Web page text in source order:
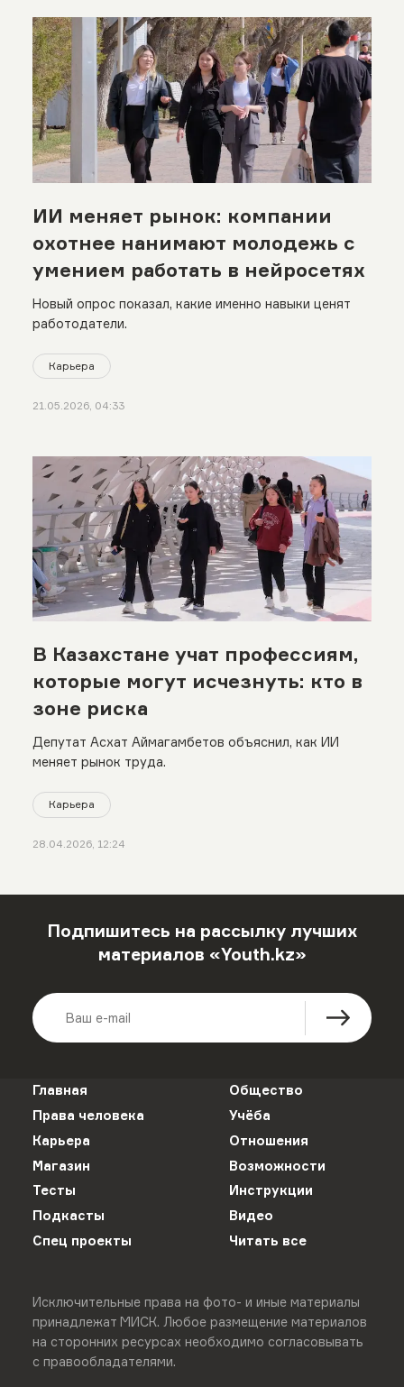
ИИ меняет рынок: компании
охотнее нанимают молодежь с
умением работать в нейросетях
Новый опрос показал, какие именно навыки ценят
работодатели.
Карьера
21.05.2026, 04:33
В Казахстане учат профессиям,
которые могут исчезнуть: кто в
зоне риска
Депутат Асхат Аймагамбетов объяснил, как ИИ
меняет рынок труда.
Карьера
28.04.2026, 12:24
Подпишитесь на рассылку лучших
материалов «Youth.kz»
Главная
Общество
Права человека
Учёба
Карьера
Отношения
Магазин
Возможности
Тесты
Инструкции
Подкасты
Видео
Спец проекты
Читать все
Исключительные права на фото- и иные материалы
принадлежат МИСК. Любое размещение материалов
на сторонних ресурсах необходимо согласовывать
с правообладателями.